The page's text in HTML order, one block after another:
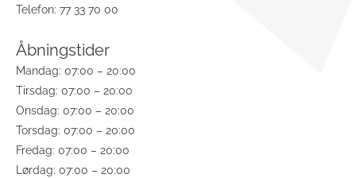
Telefon: 77 33 70 00
Åbningstider
Mandag: 07:00 – 20:00
Tirsdag: 07:00 – 20:00
Onsdag: 07:00 – 20:00
Torsdag: 07:00 – 20:00
Fredag: 07:00 – 20:00
Lørdag: 07:00 – 20:00